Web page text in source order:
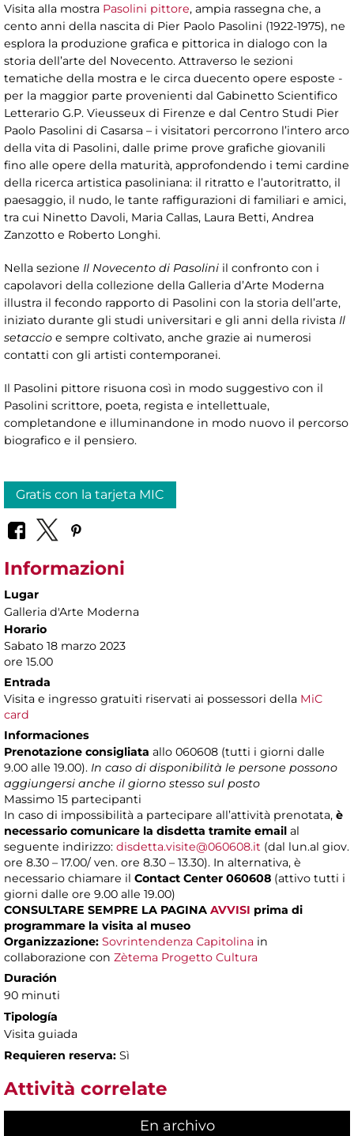
Visita alla mostra Pasolini pittore, ampia rassegna che, a
cento anni della nascita di Pier Paolo Pasolini (1922-1975), ne
esplora la produzione grafica e pittorica in dialogo con la
storia dell’arte del Novecento. Attraverso le sezioni
tematiche della mostra e le circa duecento opere esposte -
per la maggior parte provenienti dal Gabinetto Scientifico
Letterario G.P. Vieusseux di Firenze e dal Centro Studi Pier
Paolo Pasolini di Casarsa – i visitatori percorrono l’intero arco
della vita di Pasolini, dalle prime prove grafiche giovanili
fino alle opere della maturità, approfondendo i temi cardine
della ricerca artistica pasoliniana: il ritratto e l’autoritratto, il
paesaggio, il nudo, le tante raffigurazioni di familiari e amici,
tra cui Ninetto Davoli, Maria Callas, Laura Betti, Andrea
Zanzotto e Roberto Longhi.
Nella sezione Il Novecento di Pasolini il confronto con i
capolavori della collezione della Galleria d’Arte Moderna
illustra il fecondo rapporto di Pasolini con la storia dell’arte,
iniziato durante gli studi universitari e gli anni della rivista Il
setaccio e sempre coltivato, anche grazie ai numerosi
contatti con gli artisti contemporanei.
Il Pasolini pittore risuona così in modo suggestivo con il
Pasolini scrittore, poeta, regista e intellettuale,
completandone e illuminandone in modo nuovo il percorso
biografico e il pensiero.
Gratis con la tarjeta MIC
Informazioni
Lugar
Galleria d'Arte Moderna
Horario
Sabato 18 marzo 2023
ore 15.00
Entrada
Visita e ingresso gratuiti riservati ai possessori della MiC
card
Informaciones
Prenotazione consigliata allo 060608 (tutti i giorni dalle
9.00 alle 19.00). In caso di disponibilità le persone possono
aggiungersi anche il giorno stesso sul posto
Massimo 15 partecipanti
In caso di impossibilità a partecipare all’attività prenotata, è
necessario comunicare la disdetta tramite email al
seguente indirizzo: disdetta.visite@060608.it (dal lun.al giov.
ore 8.30 – 17.00/ ven. ore 8.30 – 13.30). In alternativa, è
necessario chiamare il Contact Center 060608 (attivo tutti i
giorni dalle ore 9.00 alle 19.00)
CONSULTARE SEMPRE LA PAGINA AVVISI prima di
programmare la visita al museo
Organizzazione: Sovrintendenza Capitolina in
collaborazione con Zètema Progetto Cultura
Duración
90 minuti
Tipología
Visita guiada
Requieren reserva: Sì
Attività correlate
En archivo